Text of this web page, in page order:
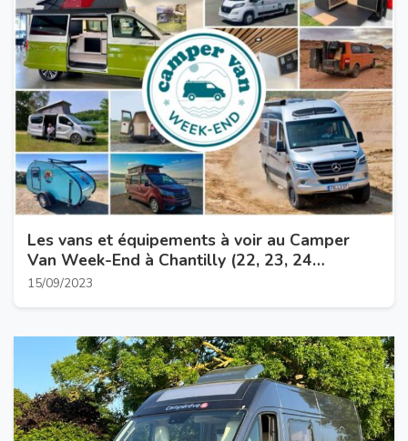
Les vans et équipements à voir au Camper
Van Week-End à Chantilly (22, 23, 24
septembre 2023)
15/09/2023